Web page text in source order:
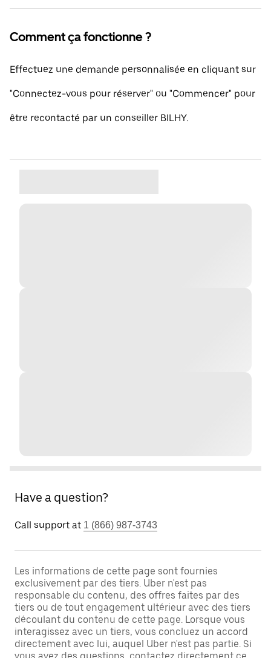
Comment ça fonctionne ?
Effectuez une demande personnalisée en cliquant sur
"Connectez-vous pour réserver" ou "Commencer" pour
être recontacté par un conseiller BILHY.
Have a question?
Call support at 1 (866) 987-3743
Les informations de cette page sont fournies
exclusivement par des tiers. Uber n'est pas
responsable du contenu, des offres faites par des
tiers ou de tout engagement ultérieur avec des tiers
découlant du contenu de cette page. Lorsque vous
interagissez avec un tiers, vous concluez un accord
directement avec lui, auquel Uber n'est pas partie. Si